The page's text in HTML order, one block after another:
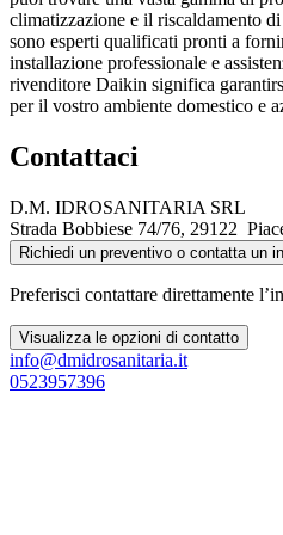
climatizzazione e il riscaldamento
sono esperti qualificati pronti a
installazione professionale e
rivenditore Daikin significa
per il vostro ambiente domestico e
Contattaci
D.M. IDROSANITARIA SRL
Strada Bobbiese 74/76, 29122
Richiedi un preventivo o contatta un
Preferisci contattare direttamente
Visualizza le opzioni di contatto
info@dmidrosanitaria.it
0523957396